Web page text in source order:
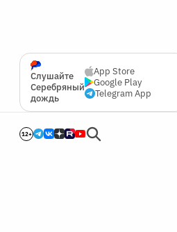
Слушайте
Серебряный
дождь
App Store
Google Play
Telegram App
12+